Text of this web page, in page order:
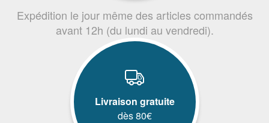
Expédition le jour même des articles commandés
avant 12h (du lundi au vendredi).
Livraison gratuite
dès 80€